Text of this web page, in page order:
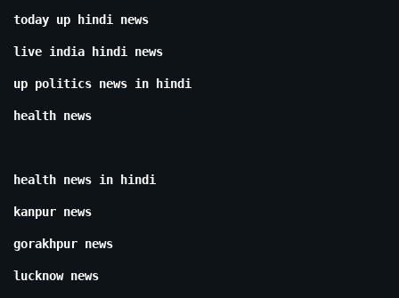
today up hindi news
live india hindi news
up politics news in hindi
health news
health news in hindi
kanpur news
gorakhpur news
lucknow news